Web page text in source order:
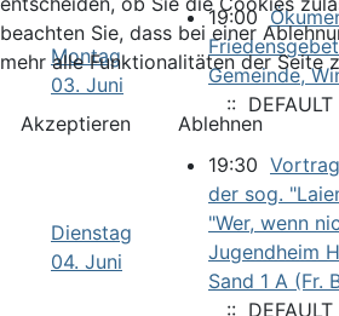
Montag
03. Juni
19:00
Gemeinde,
:: DEFAULT
Dienstag
04. Juni
19:30
der sog.
"Wer, wenn
Jugendheim
Sand 1 A (Fr.
:: DEFAULT
beachten Sie, dass bei einer
mehr alle Funktionalitäten der Seite
Akzeptieren Ablehnen